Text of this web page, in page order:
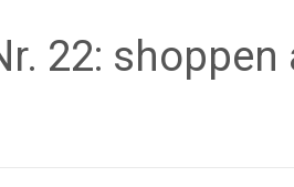
22: shoppen